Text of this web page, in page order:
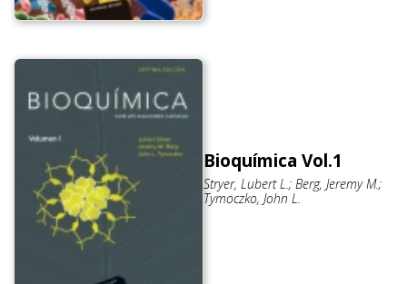
Bioquímica Vol.1
Stryer, Lubert L.; Berg, Jeremy M.;
Tymoczko, John L.